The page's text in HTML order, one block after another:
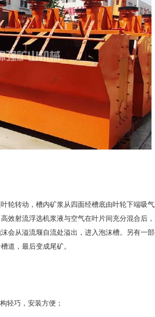
轮转动，槽内矿浆从四面经槽底由叶轮下端吸
效射流浮选机浆液与空气在叶片间充分混合后
会从溢流堰自流处溢出，进入泡沫槽。另有一
道，最后变成尾矿。
轻巧，安装方便；